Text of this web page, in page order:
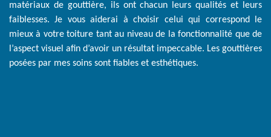
matériaux de gouttière, ils ont chacun leurs qualités et leurs
faiblesses. Je vous aiderai à choisir celui qui correspond le
mieux à votre toiture tant au niveau de la fonctionnalité que de
l’aspect visuel afin d’avoir un résultat impeccable. Les gouttières
posées par mes soins sont fiables et esthétiques.